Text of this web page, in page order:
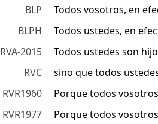
BLP
Todos vosotros, en
BLPH
Todos ustedes, en
RVA-2015
Todos ustedes son
RVC
sino que todos
RVR1960
Porque todos
RVR1977
Porque todos